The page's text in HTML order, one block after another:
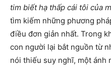
tim biết hạ thấp cái tôi của
tìm kiếm những phương
điều đơn giản nhất. Trong
con người lại bắt nguồn từ
nói thiếu suy nghĩ, một ánh